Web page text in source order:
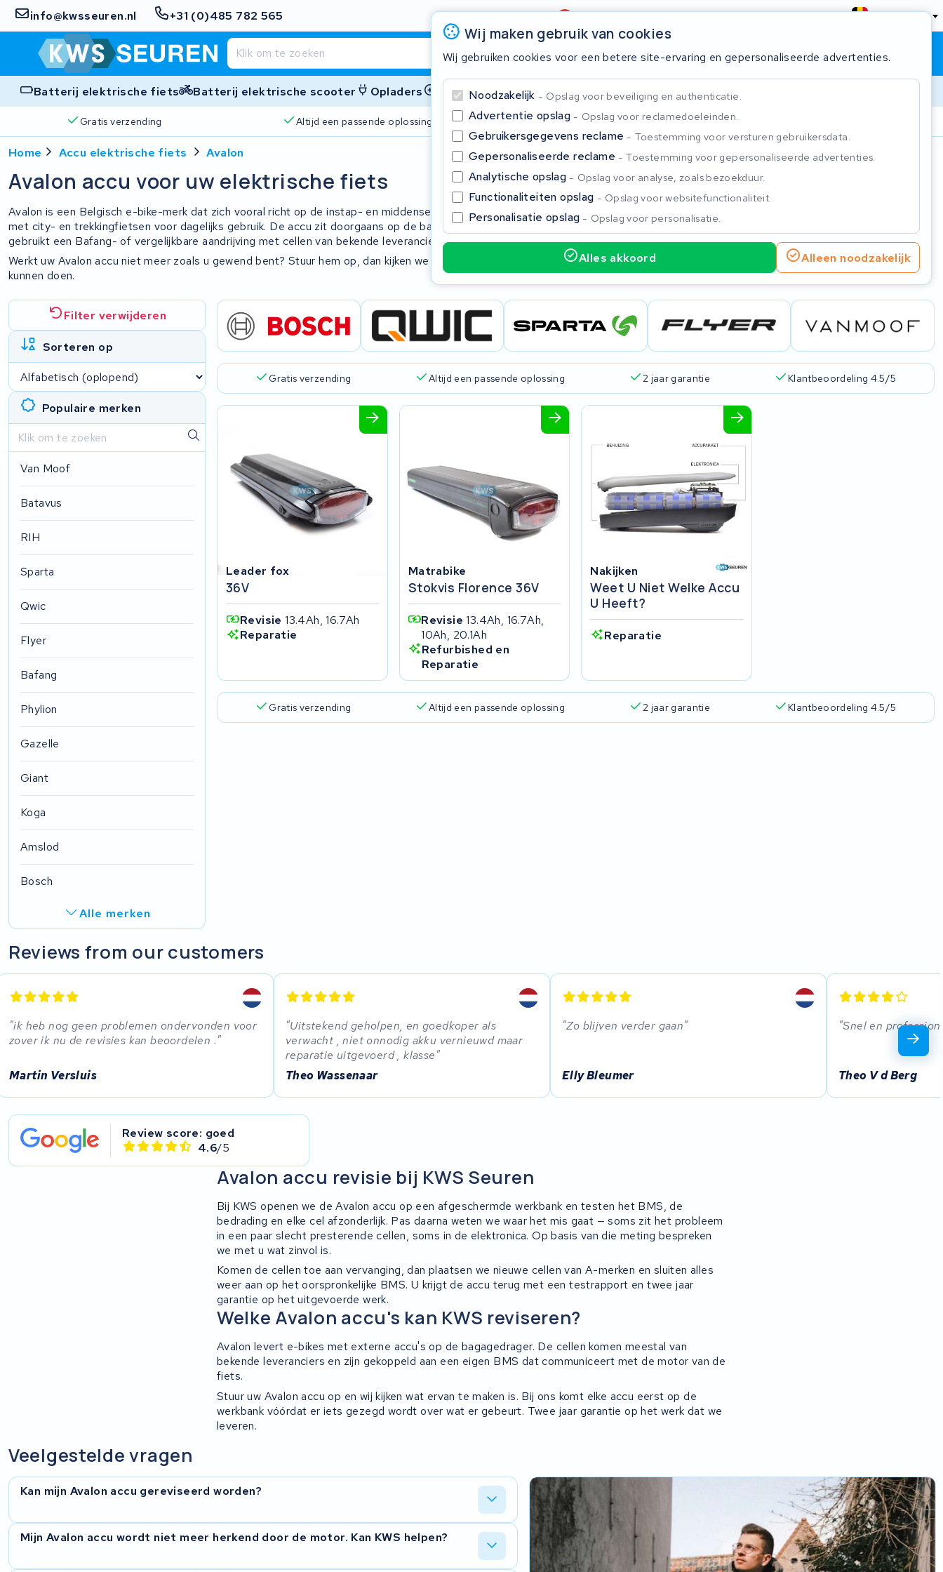
info@kwsseuren.nl +31 (0)485 782 565 Beoordeling4,6/5 België
Winkelwagen Inloggen
Batterij elektrische fiets Batterij elektrische scooter Opladers Accessoires
Gratis verzending Altijd een passende oplossing 2 jaar garantie
Wij maken gebruik van cookies
Wij gebruiken cookies voor een betere site-ervaring en gepersonaliseerde advertenties.
Noodzakelijk Opslag voor beveiliging en authenticatie.
Advertentie opslag Opslag voor reclamedoeleinden.
Gebruikersgegevens reclame Toestemming voor versturen gebruikersdata.
Gepersonaliseerde reclame Toestemming voor gepersonaliseerde advertenties.
Analytische opslag Opslag voor analyse, zoals bezoekduur.
Functionaliteiten opslag Opslag voor websitefunctionaliteit.
Personalisatie opslag Opslag voor personalisatie.
Alles akkoord Alleen noodzakelijk
Home Accu elektrische fiets Avalon
Avalon accu voor uw elektrische fiets
Avalon is een Belgisch e-bike-merk dat zich vooral richt op de instap- en middensegment-markt,
met city- en trekkingfietsen voor dagelijks gebruik. De accu zit doorgaans op de bagagedrager en
gebruikt een Bafang- of vergelijkbare aandrijving met cellen van bekende leveranciers.
Werkt uw Avalon accu niet meer zoals u gewend bent? Stuur hem op, dan kijken we wat we voor u
kunnen doen.
Filter verwijderen
Sorteren op
Populaire merken
Van Moof
Batavus
RIH
Sparta
Qwic
Flyer
Bafang
Phylion
Gazelle
Giant
Koga
Amslod
Bosch
Alle merken
R.A.T. Holland
SociBike
Ghost
Life&Mobility
Devron
Schwinn
Tounis
Sundvall
Gratis verzending Altijd een passende oplossing 2 jaar garantie Klantbeoordeling 4.5/5
Leader fox
36V
Revisie13.4Ah, 16.7Ah
Reparatie
Matrabike
Stokvis Florence 36V
Revisie13.4Ah, 16.7Ah,
10Ah, 20.1Ah
Refurbished en
Reparatie
Nakijken
Weet U Niet Welke Accu
U Heeft?
Reparatie
Gratis verzending Altijd een passende oplossing 2 jaar garantie Klantbeoordeling 4.5/5
Reviews from our customers
ik heb nog geen problemen ondervonden voor
zover ik nu de revisies kan beoordelen .
Martin Versluis
Uitstekend geholpen, en goedkoper als
verwacht , niet onnodig akku vernieuwd maar
reparatie uitgevoerd , klasse
Theo Wassenaar
Zo blijven verder gaan
Elly Bleumer
Snel en
Theo V d Berg
Review score: goed
4.6/5
Avalon accu revisie bij KWS Seuren
Bij KWS openen we de Avalon accu op een afgeschermde werkbank en testen het BMS, de
bedrading en elke cel afzonderlijk. Pas daarna weten we waar het mis gaat — soms zit het probleem
in een paar slecht presterende cellen, soms in de elektronica. Op basis van die meting bespreken
we met u wat zinvol is.
Komen de cellen toe aan vervanging, dan plaatsen we nieuwe cellen van A-merken en sluiten alles
weer aan op het oorspronkelijke BMS. U krijgt de accu terug met een testrapport en twee jaar
garantie op het uitgevoerde werk.
Welke Avalon accu's kan KWS reviseren?
Avalon levert e-bikes met externe accu's op de bagagedrager. De cellen komen meestal van
bekende leveranciers en zijn gekoppeld aan een eigen BMS dat communiceert met de motor van de
fiets.
Stuur uw Avalon accu op en wij kijken wat ervan te maken is. Bij ons komt elke accu eerst op de
werkbank vóórdat er iets gezegd wordt over wat er gebeurt. Twee jaar garantie op het werk dat we
leveren.
Veelgestelde vragen
Kan mijn Avalon accu gereviseerd worden?
Ja, in de meeste gevallen wel. We onderzoeken eerst wat er aan de hand is, vervangen waar nodig
de cellen en controleren het BMS. U krijgt uw accu terug met een testrapport en twee jaar garantie
op het werk.
Mijn Avalon accu wordt niet meer herkend door de motor. Kan KWS helpen?
Sluiten
Begin te typen in de zoekbalk om te zoeken